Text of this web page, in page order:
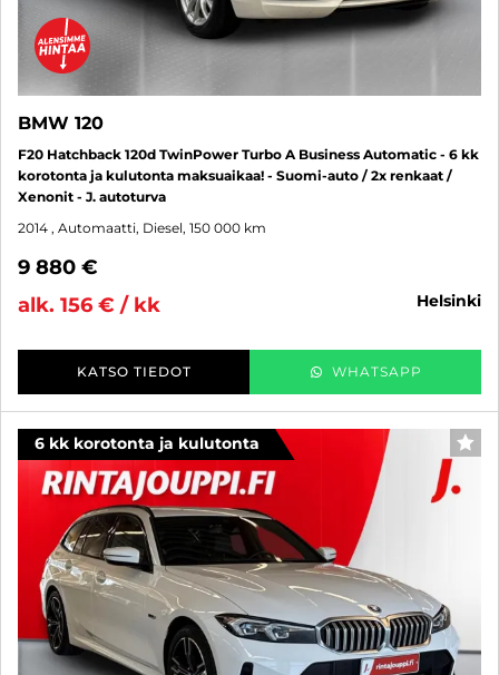
BMW 120
F20 Hatchback 120d TwinPower Turbo A Business Automatic - 6 kk
korotonta ja kulutonta maksuaikaa! - Suomi-auto / 2x renkaat /
Xenonit - J. autoturva
2014 , Automaatti, Diesel, 150 000 km
9 880 €
alk. 156 € / kk
helsinki
KATSO TIEDOT WHATSAPP
6 kk korotonta ja kulutonta